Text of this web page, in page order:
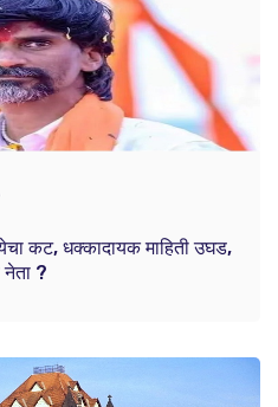
कट, धक्कादायक माहिती उघड,
नेता ?